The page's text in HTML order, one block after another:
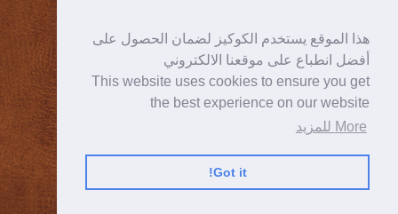
هذا الموقع يستخدم الكوكيز لضمان الحصول على
أفضل انطباع على موقعنا الالكتروني
This website uses cookies to ensure you get
the best experience on our website
More للمزيد
Got it!